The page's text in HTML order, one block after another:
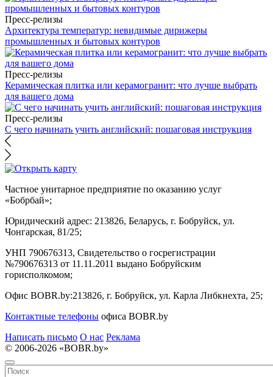
Пресс-релизы
Архитектура температур: невидимые дирижеры
промышленных и бытовых контуров
Пресс-релизы
Керамическая плитка или керамогранит: что лучше выбрать
для вашего дома
Пресс-релизы
С чего начинать учить английский: пошаговая инструкция
Частное унитарное предприятие по оказанию услуг
«Бобрбай»;
Юридический адрес: 213826, Беларусь, г. Бобруйск, ул.
Чонгарская, 81/25;
УНП 790676313, Свидетельство о госрегистрации
№790676313 от 11.11.2011 выдано Бобруйским
горисполкомом;
Офис BOBR.by:213826, г. Бобруйск, ул. Карла Либкнехта, 25;
Контактные телефоны офиса BOBR.by
Написать письмо О нас Реклама
© 2006-2026 «BOBR.by»